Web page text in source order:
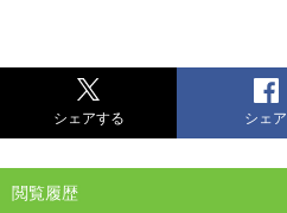
シェアする シェア
閲覧履歴